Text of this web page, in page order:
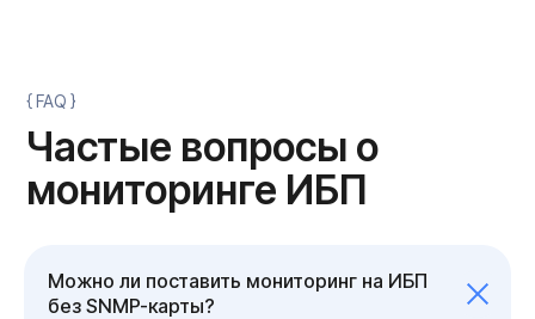
Можно ли поставить мониторинг на ИБП
без SNMP-карты?